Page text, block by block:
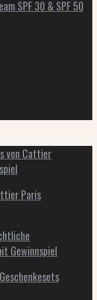
SPF 30 & SPF 50
Paris